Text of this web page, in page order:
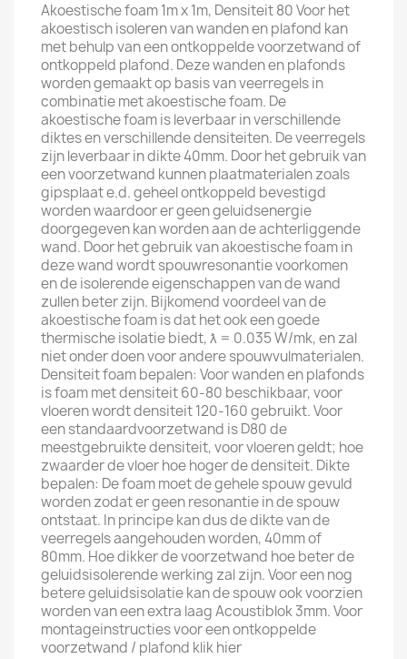
Akoestische foam 1m x 1m, Densiteit 80 Voor het
akoestisch isoleren van wanden en plafond kan
met behulp van een ontkoppelde voorzetwand of
ontkoppeld plafond. Deze wanden en plafonds
worden gemaakt op basis van veerregels in
combinatie met akoestische foam. De
akoestische foam is leverbaar in verschillende
diktes en verschillende densiteiten. De veerregels
zijn leverbaar in dikte 40mm. Door het gebruik van
een voorzetwand kunnen plaatmaterialen zoals
gipsplaat e.d. geheel ontkoppeld bevestigd
worden waardoor er geen geluidsenergie
doorgegeven kan worden aan de achterliggende
wand. Door het gebruik van akoestische foam in
deze wand wordt spouwresonantie voorkomen
en de isolerende eigenschappen van de wand
zullen beter zijn. Bijkomend voordeel van de
akoestische foam is dat het ook een goede
thermische isolatie biedt, ƛ = 0.035 W/mk, en zal
niet onder doen voor andere spouwvulmaterialen.
Densiteit foam bepalen: Voor wanden en plafonds
is foam met densiteit 60-80 beschikbaar, voor
vloeren wordt densiteit 120-160 gebruikt. Voor
een standaardvoorzetwand is D80 de
meestgebruikte densiteit, voor vloeren geldt; hoe
zwaarder de vloer hoe hoger de densiteit. Dikte
bepalen: De foam moet de gehele spouw gevuld
worden zodat er geen resonantie in de spouw
ontstaat. In principe kan dus de dikte van de
veerregels aangehouden worden, 40mm of
80mm. Hoe dikker de voorzetwand hoe beter de
geluidsisolerende werking zal zijn. Voor een nog
betere geluidsisolatie kan de spouw ook voorzien
worden van een extra laag Acoustiblok 3mm. Voor
montageinstructies voor een ontkoppelde
voorzetwand / plafond klik hier